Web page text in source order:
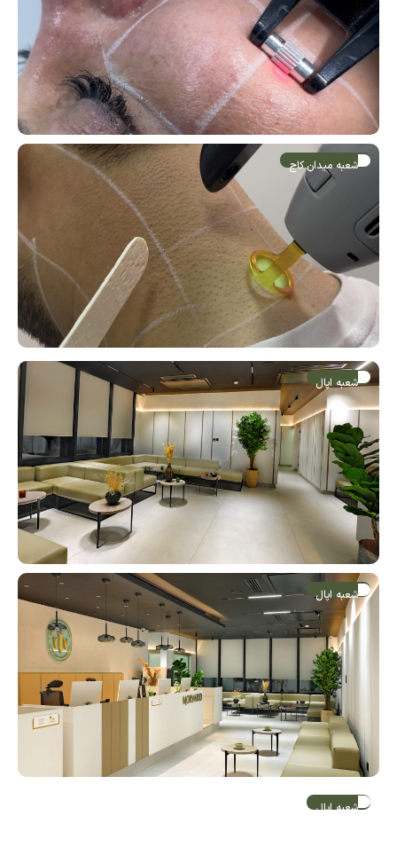
شعبه میدان کاج
شعبه اپال
شعبه اپال
شعبه اپال